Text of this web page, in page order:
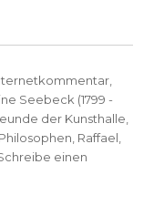
Seebeck (1799 -
der Kunsthalle
Philosophen Raffael
einen